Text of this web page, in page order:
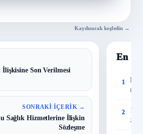
Kaydırarak keşfedin →
Son Verilmesi
SONRAKI İÇERIK →
Sağlık Hizmetlerine İlişkin
Sözleşme
En
1
8
2 150
27